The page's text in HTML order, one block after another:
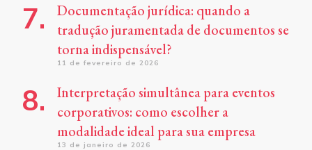
Documentação jurídica: quando a
tradução juramentada de documentos se
torna indispensável?
11 de fevereiro de 2026
Interpretação simultânea para eventos
corporativos: como escolher a
modalidade ideal para sua empresa
13 de janeiro de 2026